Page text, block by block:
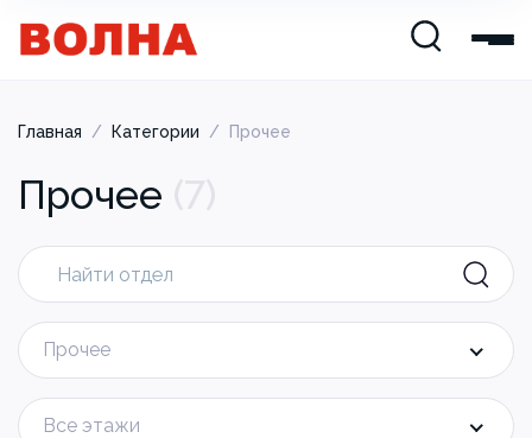
Главная / Категории / Прочее
Прочее
Прочее
Все этажи